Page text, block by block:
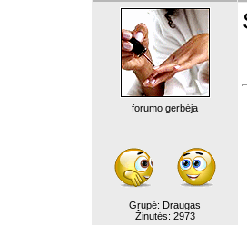
forumo gerbėja
Grupė: Draugas
Žinutės: 2973